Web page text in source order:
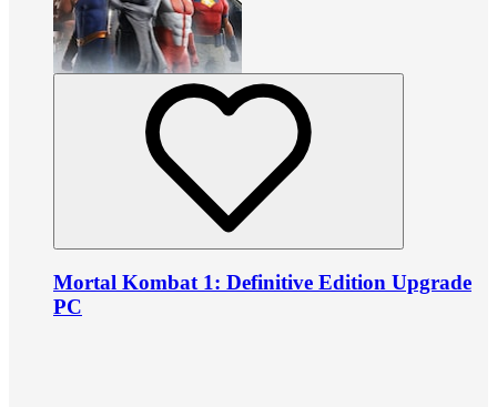
Mortal Kombat 1: Definitive Edition Upgrade
PC